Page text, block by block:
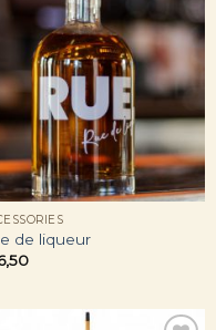
Toevoegen
verlanglijst
de liqueur